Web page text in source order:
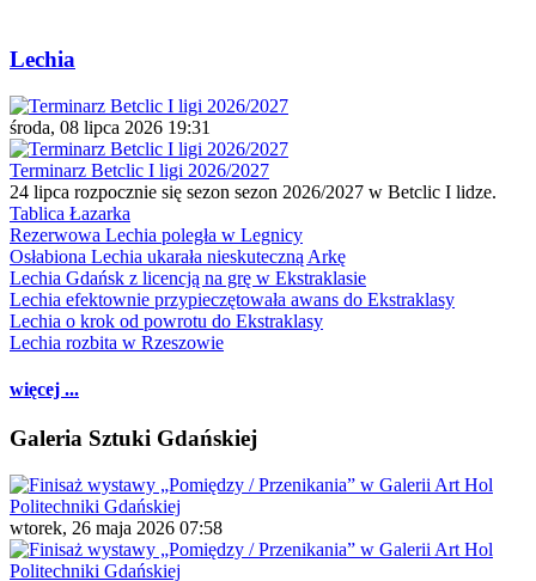
Lechia
środa, 08 lipca 2026 19:31
Terminarz Betclic I ligi 2026/2027
24 lipca rozpocznie się sezon sezon 2026/2027 w Betclic I lidze.
Tablica Łazarka
Rezerwowa Lechia poległa w Legnicy
Osłabiona Lechia ukarała nieskuteczną Arkę
Lechia Gdańsk z licencją na grę w Ekstraklasie
Lechia efektownie przypieczętowała awans do Ekstraklasy
Lechia o krok od powrotu do Ekstraklasy
Lechia rozbita w Rzeszowie
więcej ...
Galeria Sztuki Gdańskiej
wtorek, 26 maja 2026 07:58